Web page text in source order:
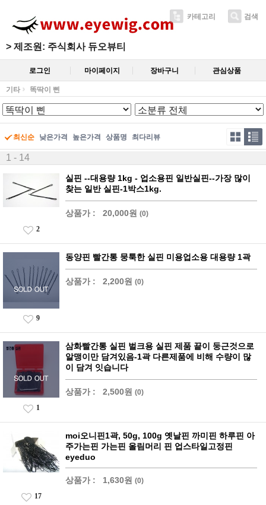
> 제조원: 주식회사 듀오뷰티
카테고리 검색
로그인 마이페이지 장바구니 관심상품
기타 똑딱이 삔
최신순 낮은가격 높은가격 상품명 최다리뷰
1 - 14
실핀 --대용량 1kg - 업소용핀 일반실핀--가장 많이
찾는 일반 실핀-1박스1kg.
상품가 : 20,000원 (0)
2
동양핀 빨간통 뭉툭한 실핀 미용업소용 대용량 1곽
상품가 : 2,200원 (0)
9
삼화빨간통 실핀 벌크용 실핀 제품 끝이 둥근것으로
알맹이만 담겨있음-1곽 다른제품에 비해 수량이 많
이 담겨 잇습니다
상품가 : 2,500원 (0)
1
moi오니핀1곽, 50g, 100g 옛날핀 까미핀 하루핀 아
주가는핀 가는핀 올림머리 핀 업스타일고정핀
eyeduo
상품가 : 1,630원 (0)
17